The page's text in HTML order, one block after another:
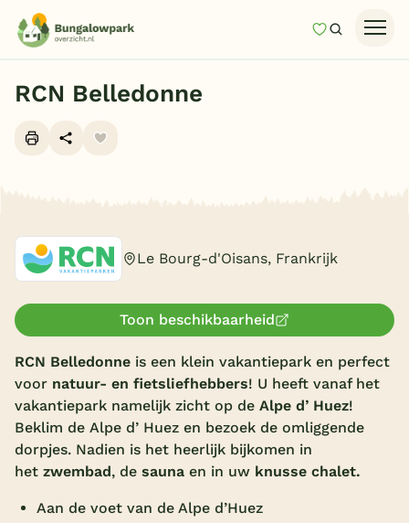
MijnZoeken
Last minutes
Onze vakantiegidsen
Vakantieparken
Subtropisch zwembad
Overdekt zwembad
Wildwaterbaan
Indoor speeltuin
RCN Belledonne
Le Bourg-d'Oisans, Frankrijk
Toon beschikbaarheid
RCN Belledonne is een klein vakantiepark en perfect
voor natuur- en fietsliefhebbers! U heeft vanaf het
vakantiepark namelijk zicht op de Alpe d’ Huez!
Beklim de Alpe d’ Huez en bezoek de omliggende
dorpjes. Nadien is het heerlijk bijkomen in
het zwembad, de sauna en in uw knusse chalet.
Aan de voet van de Alpe d’Huez